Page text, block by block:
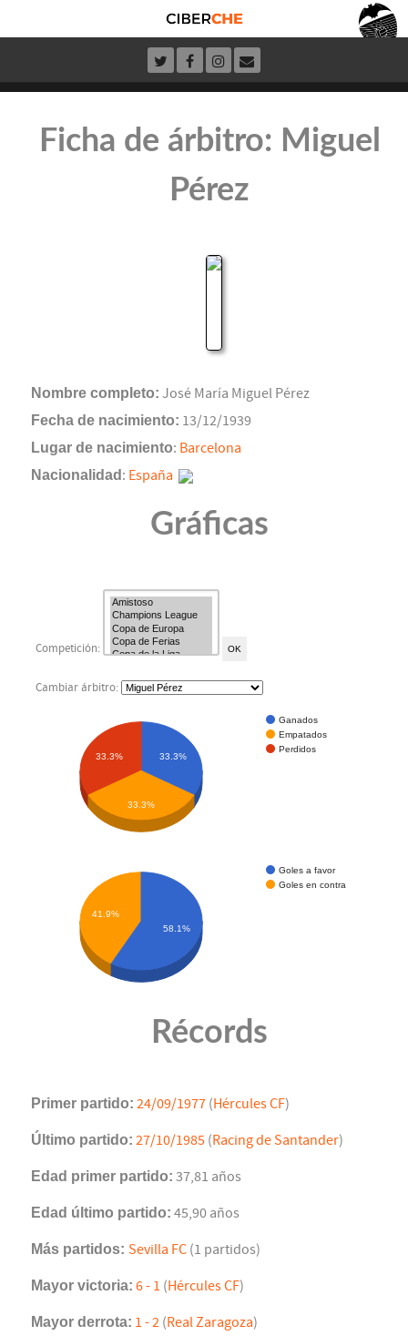
Ficha de árbitro: Miguel
Pérez
Nombre completo: José María Miguel Pérez
Fecha de nacimiento: 13/12/1939
Lugar de nacimiento: Barcelona
Nacionalidad : España
Gráficas
Competición:
Cambiar árbitro:
Ganados
Empatados
Perdidos
33.3%
33.3%
33.3%
Goles a favor
Goles en contra
41.9%
58.1%
Récords
Primer partido: 24/09/1977 (Hércules CF)
Último partido: 27/10/1985 (Racing de Santander)
Edad primer partido: 37,81 años
Edad último partido: 45,90 años
Más partidos: Sevilla FC (1 partidos)
Mayor victoria: 6 - 1 (Hércules CF)
Mayor derrota: 1 - 2 (Real Zaragoza)